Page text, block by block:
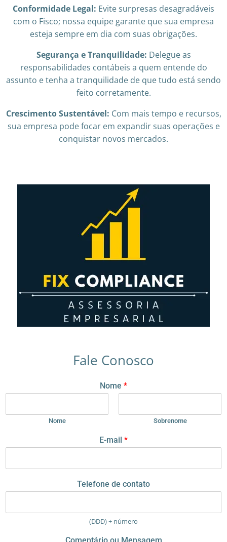
Conformidade Legal: Evite surpresas desagradáveis
com o Fisco; nossa equipe garante que sua empresa
esteja sempre em dia com suas obrigações.
Segurança e Tranquilidade: Delegue as
responsabilidades contábeis a quem entende do
assunto e tenha a tranquilidade de que tudo está sendo
feito corretamente.
Crescimento Sustentável: Com mais tempo e recursos,
sua empresa pode focar em expandir suas operações e
conquistar novos mercados.
Fale Conosco
Nome *
Nome Sobrenome
E-mail *
o
u
C
m
Telefone de contato
(DDD) + número